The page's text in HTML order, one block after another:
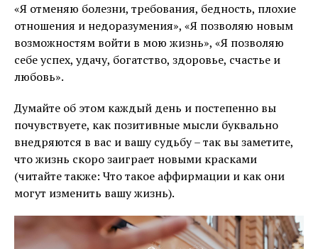
«Я отменяю болезни, требования, бедность, плохие
отношения и недоразумения», «Я позволяю новым
возможностям войти в мою жизнь», «Я позволяю
себе успех, удачу, богатство, здоровье, счастье и
любовь».
Думайте об этом каждый день и постепенно вы
почувствуете, как позитивные мысли буквально
внедряются в вас и вашу судьбу – так вы заметите,
что жизнь скоро заиграет новыми красками
(читайте также: Что такое аффирмации и как они
могут изменить вашу жизнь).